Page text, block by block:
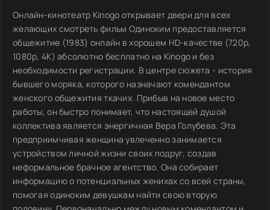
Онлайн-кинотеатр Kinogo открывает двери для всех
желающих смотреть фильм Одиноким предоставляется
общежитие (1983) онлайн в хорошем HD-качестве (720p,
1080p, 4K) абсолютно бесплатно на Kinogo и без
необходимости регистрации. В центре сюжета - история
бывшего моряка, которого назначают комендантом
женского общежития ткачих. Прибыв на новое место
работы, он быстро понимает, что настоящей душой
коллектива является энергичная Вера Голубева. Эта
предприимчивая женщина увлеченно занимается
устройством личной жизни своих подруг, создав
неформальное брачное агентство. Она собирает
информацию о потенциальных женихах со всей страны,
помогая одиноким девушкам найти свою вторую